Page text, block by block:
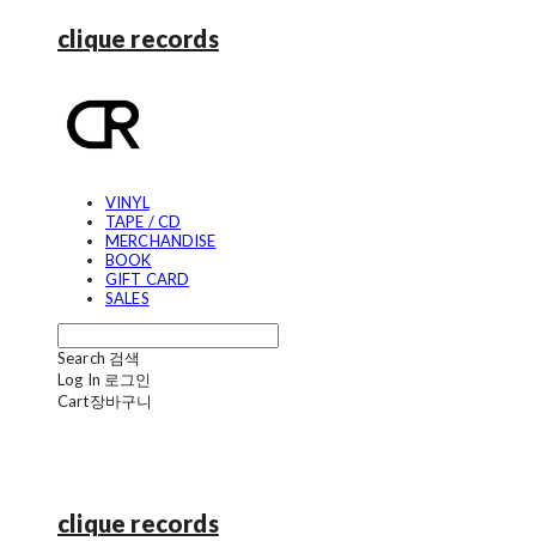
clique records
VINYL
TAPE / CD
MERCHANDISE
BOOK
GIFT CARD
SALES
Search 검색
Log In 로그인
Cart장바구니
clique records